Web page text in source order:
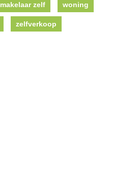
makelaar zelf woning
zelfverkoop